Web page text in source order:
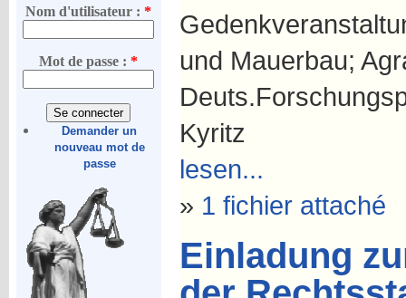
Nom d'utilisateur :*
Mot de passe :*
Demander un
nouveau mot de
passe
und Mauerbau;
Kyritz
lesen...
» 1 fichier attaché
Einladung